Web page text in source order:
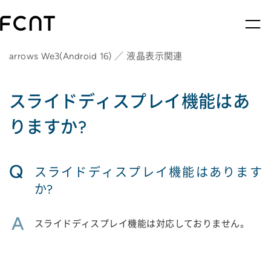
arrows We3(Android 16) ／ 液晶表示関連
スライドディスプレイ機能はあ
りますか?
Q
スライドディスプレイ機能はあります
か?
A スライドディスプレイ機能は対応しておりません。